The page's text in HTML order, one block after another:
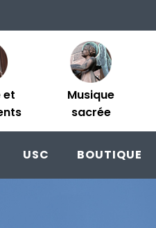
et
Musique
sacrée
USC BOUTIQUE